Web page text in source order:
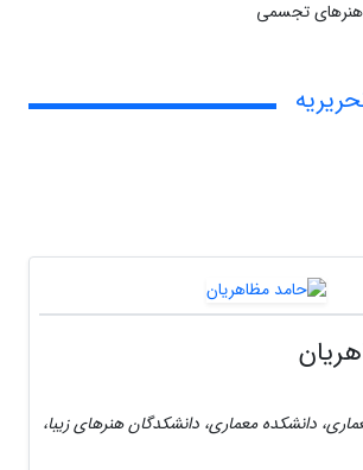
دانشکده معماری، دانشکدگان هنرهای زیبا،